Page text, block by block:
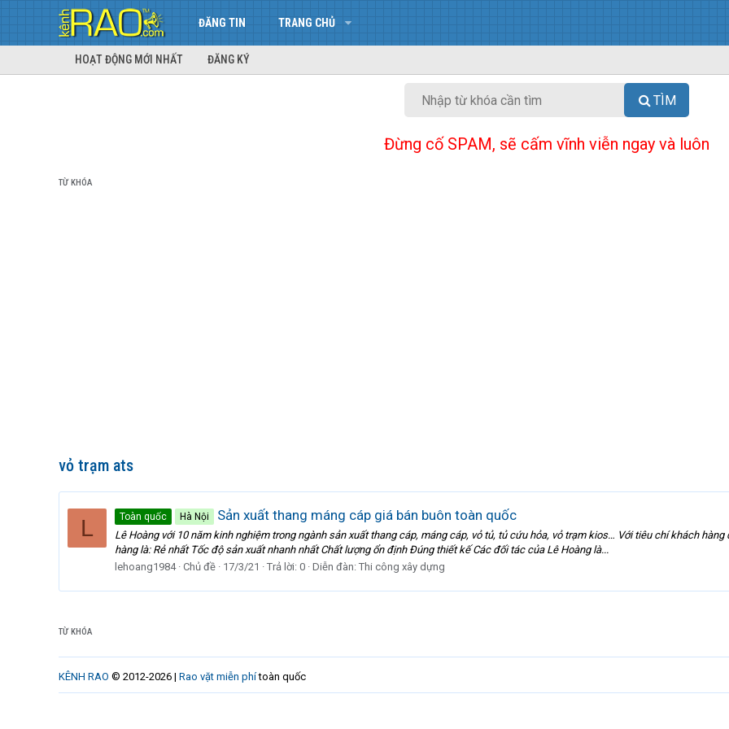
ĐĂNG TIN TRANG CHỦ
HOẠT ĐỘNG MỚI NHẤT ĐĂNG KÝ
TÌM
Đừng cố SPAM, sẽ cấm vĩnh viễn ngay và luôn
TỪ KHÓA
vỏ trạm ats
L Toàn quốc Hà Nội Sản xuất thang máng cáp giá bán buôn toàn quốc
Lê Hoàng với 10 năm kinh nghiệm trong ngành sản xuất thang cáp, máng cáp, vỏ tủ, tủ cứu hỏa, vỏ trạm kios… Với tiêu chí khách
hàng là: Rẻ nhất Tốc độ sản xuất nhanh nhất Chất lượng ổn định Đúng thiết kế Các đối tác của Lê Hoàng là...
lehoang1984 Chủ đề 17/3/21 Trả lời: 0 Diễn đàn: Thi công xây dựng
TỪ KHÓA
KÊNH RAO © 2012-2026 | Rao vặt miễn phítoàn quốc